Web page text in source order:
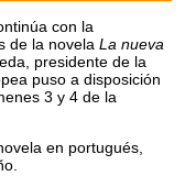
con la
de la novelaLa nueva
presidente de la
puso a disposición
3 y 4 de la
en portugués,